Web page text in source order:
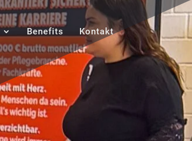
Benefits Kontakt